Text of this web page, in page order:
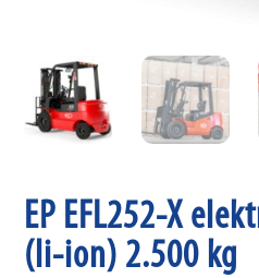
EP EFL252-X
(li-ion) 2.500 kg